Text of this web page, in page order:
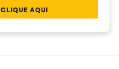
CLIQUE AQUI